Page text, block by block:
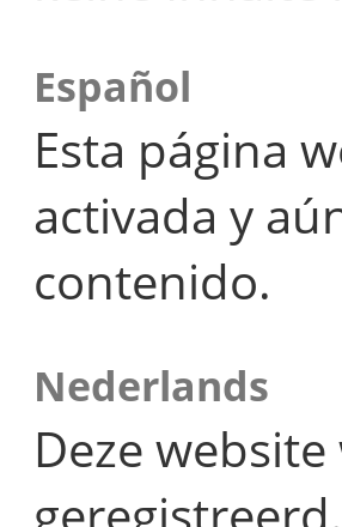
Español
Esta página
activada y
contenido.
Nederlands
Deze